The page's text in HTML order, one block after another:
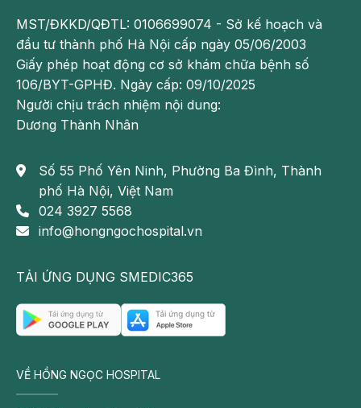
MST/ĐKKD/QĐTL: 0106699074 - Sở kế hoạch và
đầu tư thành phố Hà Nội cấp ngày 05/06/2003
Giấy phép hoạt động cơ sở khám chữa bệnh số
106/BYT-GPHĐ. Ngày cấp: 09/10/2025
Người chịu trách nhiệm nội dung:
Dương Thành Nhân
Số 55 Phố Yên Ninh, Phường Ba Đình, Thành
phố Hà Nội, Việt Nam
024 3927 5568
info@hongngochospital.vn
TẢI ỨNG DỤNG SMEDIC365
VỀ HỒNG NGỌC HOSPITAL